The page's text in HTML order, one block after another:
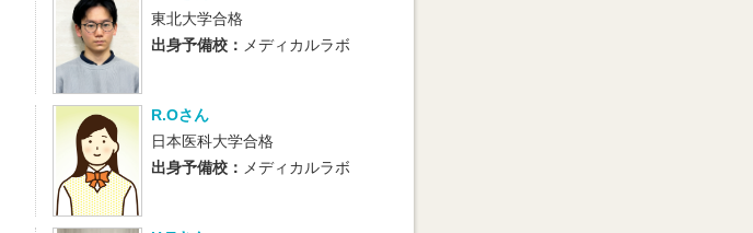
東北大学合格
出身予備校： メディカルラボ
R.Oさん
日本医科大学合格
出身予備校： メディカルラボ